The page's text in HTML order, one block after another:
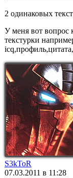
2 одинаковых
У меня вот вопрос
текстурки
S3kToR
07.03.2011 в 11:28